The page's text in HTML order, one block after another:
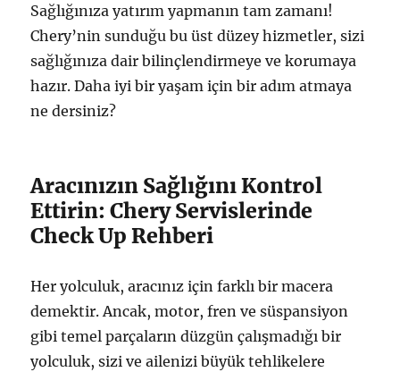
Sağlığınıza yatırım yapmanın tam zamanı!
Chery’nin sunduğu bu üst düzey hizmetler, sizi
sağlığınıza dair bilinçlendirmeye ve korumaya
hazır. Daha iyi bir yaşam için bir adım atmaya
ne dersiniz?
Aracınızın Sağlığını Kontrol
Ettirin: Chery Servislerinde
Check Up Rehberi
Her yolculuk, aracınız için farklı bir macera
demektir. Ancak, motor, fren ve süspansiyon
gibi temel parçaların düzgün çalışmadığı bir
yolculuk, sizi ve ailenizi büyük tehlikelere